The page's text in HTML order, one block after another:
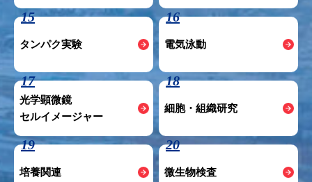
15
タンパク実験
16
電気泳動
17
光学顕微鏡
セルイメージャー
18
細胞・組織研究
19
培養関連
20
微生物検査